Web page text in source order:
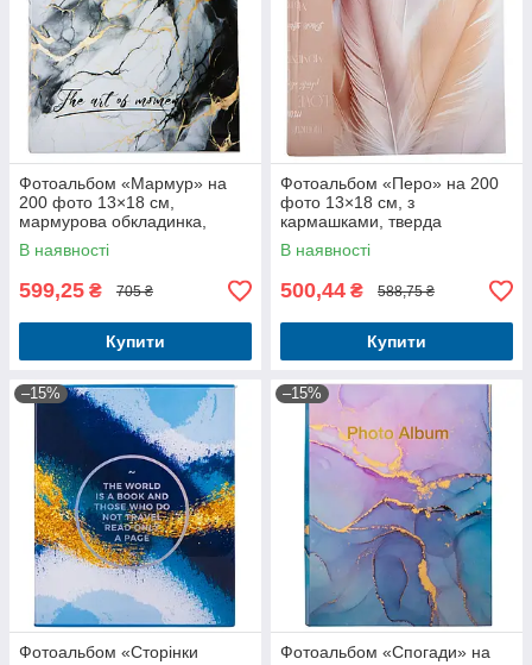
Фотоальбом «Мармур» на
200 фото 13×18 см,
мармурова обкладинка,
кишені
В наявності
599,25 ₴ 705 ₴
Купити
Фотоальбом «Перо» на 200
фото 13×18 см, з
кармашками, тверда
обкладинка
В наявності
500,44 ₴ 588,75 ₴
Купити
–15%
Фотоальбом «Сторінки
–15%
Фотоальбом «Спогади» на